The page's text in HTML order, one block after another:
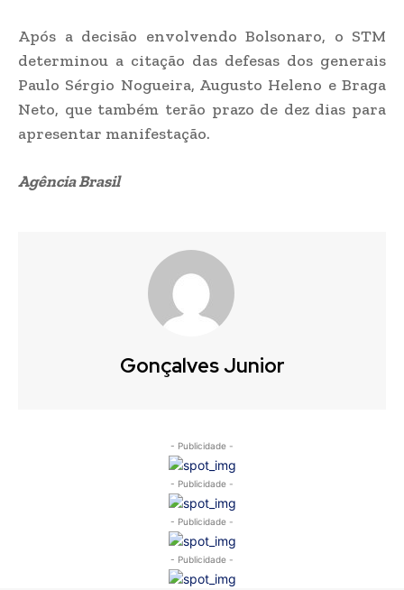
Após a decisão envolvendo Bolsonaro, o STM
determinou a citação das defesas dos generais
Paulo Sérgio Nogueira, Augusto Heleno e Braga
Neto, que também terão prazo de dez dias para
apresentar manifestação.
Agência Brasil
Gonçalves Junior
- Publicidade -
- Publicidade -
- Publicidade -
- Publicidade -